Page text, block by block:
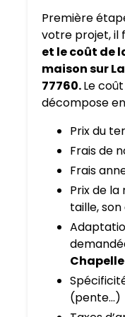
Première
votre projet, il
et le coût de
maison sur
77760.Le
décompose
Prix du
Frais de
Frais
Prix de
taille,
(pente…)